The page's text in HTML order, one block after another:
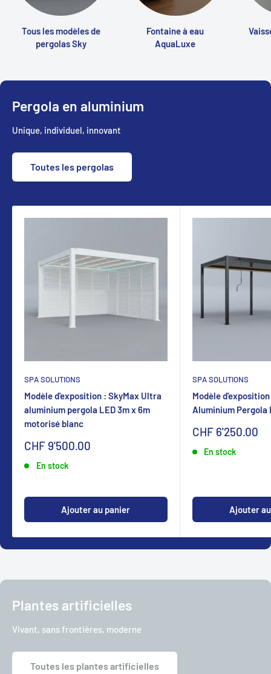
Tous les modèles de
pergolas Sky
Fontaine à eau
AquaLuxe
Pergola en aluminium
Unique, individuel, innovant
Toutes les pergolas
SPA SOLUTIONS
Modèle d'exposition : SkyMax Ultra
aluminium pergola LED 3m x 6m
motorisé blanc
Sonderpreis
CHF 9'500.00
En stock
Ajouter au panier
SPA SOLUTIONS
Modèle
Aluminium Pergola
Sonderpreis
CHF 6'250.00
En stock
Ajouter
Plantes artificielles
Vivant, sans frontières, moderne
Toutes les plantes artificielles